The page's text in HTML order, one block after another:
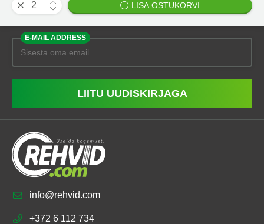
LISA OSTUKORVI
E-MAIL ADDRESS
LIITU UUDISKIRJAGA
info@rehvid.com
+372 6 112 734